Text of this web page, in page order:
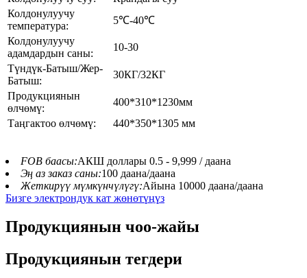
Колдонулуучу
температура:
5℃-40℃
Колдонулуучу
адамдардын саны:
10-30
Түндүк-Батыш/Жер-
Батыш:
30КГ/32КГ
Продукциянын
өлчөмү:
400*310*1230мм
Таңгактоо өлчөмү:
440*350*1305 мм
FOB баасы:АКШ доллары 0.5 - 9,999 / даана
Эң аз заказ саны:100 даана/даана
Жеткирүү мүмкүнчүлүгү:Айына 10000 даана/даана
Бизге электрондук кат жөнөтүңүз
Продукциянын чоо-жайы
Продукциянын тегдери